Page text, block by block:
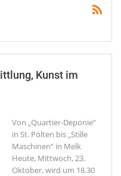
Kunst im
Von „Quartier-Deponie“
in St. Pölten bis „Stille
Maschinen“ in Melk
Heute, Mittwoch, 23.
Oktober, wird um 18.30